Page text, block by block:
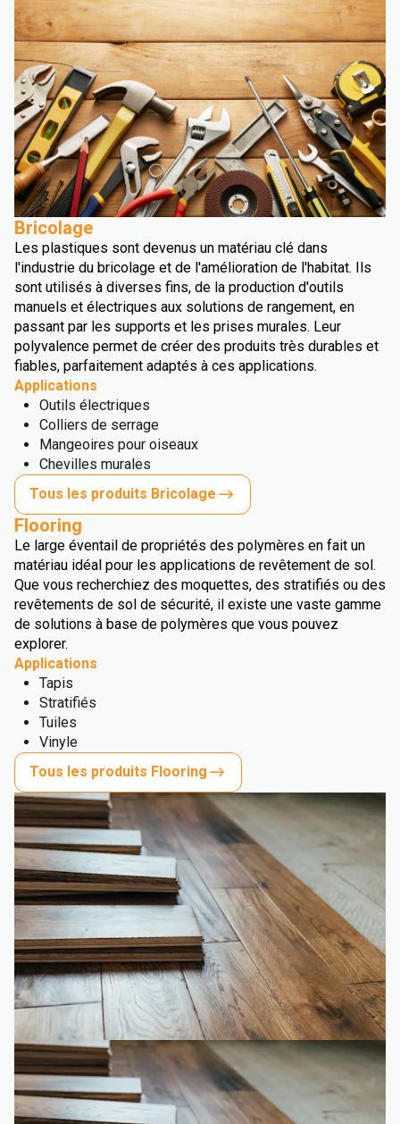
Bricolage
Les plastiques sont devenus un matériau clé dans
l'industrie du bricolage et de l'amélioration de l'habitat. Ils
sont utilisés à diverses fins, de la production d'outils
manuels et électriques aux solutions de rangement, en
passant par les supports et les prises murales. Leur
polyvalence permet de créer des produits très durables et
fiables, parfaitement adaptés à ces applications.
Applications
Outils électriques
Colliers de serrage
Mangeoires pour oiseaux
Chevilles murales
Tous les produits Bricolage
Flooring
Le large éventail de propriétés des polymères en fait un
matériau idéal pour les applications de revêtement de sol.
Que vous recherchiez des moquettes, des stratifiés ou des
revêtements de sol de sécurité, il existe une vaste gamme
de solutions à base de polymères que vous pouvez
explorer.
Applications
Tapis
Stratifiés
Tuiles
Vinyle
Tous les produits Flooring